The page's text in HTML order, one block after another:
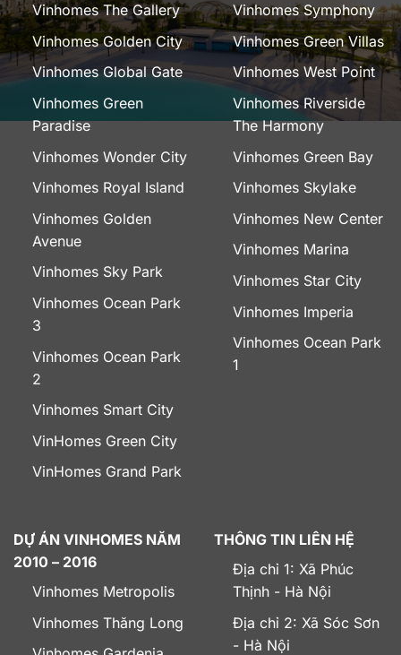
Vinhomes The Gallery
Vinhomes Golden City
Vinhomes Global Gate
Vinhomes Green
Paradise
Vinhomes Wonder City
Vinhomes Royal Island
Vinhomes Golden
Avenue
Vinhomes Sky Park
Vinhomes Ocean Park
3
Vinhomes Ocean Park
2
Vinhomes Smart City
VinHomes Green City
VinHomes Grand Park
Vinhomes Symphony
Vinhomes Green Villas
Vinhomes West Point
Vinhomes Riverside
The Harmony
Vinhomes Green Bay
Vinhomes Skylake
Vinhomes New Center
Vinhomes Marina
Vinhomes Star City
Vinhomes Imperia
Vinhomes Ocean Park
1
DỰ ÁN VINHOMES NĂM
2010 – 2016
Vinhomes Metropolis
Vinhomes Thăng Long
THÔNG TIN LIÊN HỆ
Địa chỉ 1: Xã Phúc
Thịnh - Hà Nội
Địa chỉ 2: Xã Sóc Sơn
- Hà Nội